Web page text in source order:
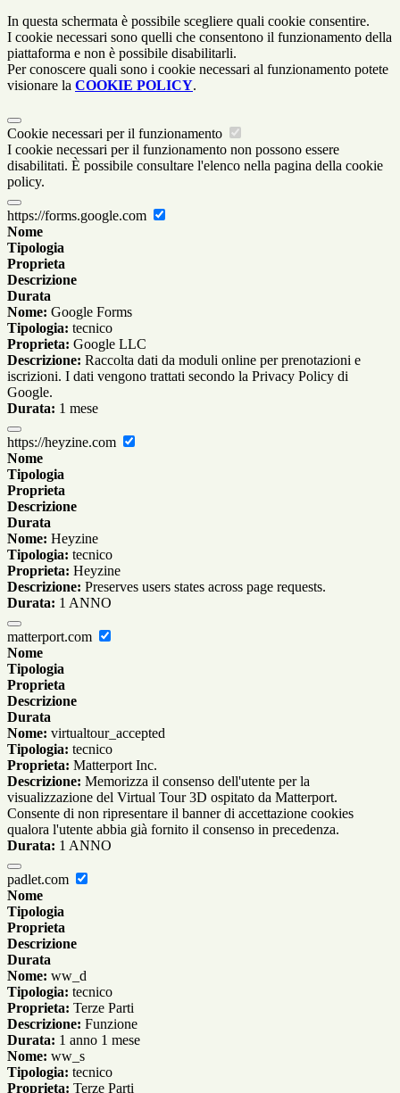
In questa schermata è possibile scegliere quali cookie consentire.
I cookie necessari sono quelli che consentono il funzionamento della
piattaforma e non è possibile disabilitarli.
Per conoscere quali sono i cookie necessari al funzionamento potete
visionare la COOKIE POLICY.
Cookie necessari per il funzionamento
I cookie necessari per il funzionamento non possono essere
disabilitati. È possibile consultare l'elenco nella pagina della cookie
policy.
https://forms.google.com
Nome
Tipologia
Proprieta
Descrizione
Durata
Nome: Google Forms
Tipologia: tecnico
Proprieta: Google LLC
Descrizione: Raccolta dati da moduli online per prenotazioni e
iscrizioni. I dati vengono trattati secondo la Privacy Policy di
Google.
Durata: 1 mese
https://heyzine.com
Nome
Tipologia
Proprieta
Descrizione
Durata
Nome: Heyzine
Tipologia: tecnico
Proprieta: Heyzine
Descrizione: Preserves users states across page requests.
Durata: 1 ANNO
matterport.com
Nome
Tipologia
Proprieta
Descrizione
Durata
Nome: virtualtour_accepted
Tipologia: tecnico
Proprieta: Matterport Inc.
Descrizione: Memorizza il consenso dell'utente per la
visualizzazione del Virtual Tour 3D ospitato da Matterport.
Consente di non ripresentare il banner di accettazione cookies
qualora l'utente abbia già fornito il consenso in precedenza.
Durata: 1 ANNO
padlet.com
Nome
Tipologia
Proprieta
Descrizione
Durata
Nome: ww_d
Tipologia: tecnico
Proprieta: Terze Parti
Descrizione: Funzione
Durata: 1 anno 1 mese
Nome: ww_s
Tipologia: tecnico
Proprieta: Terze Parti